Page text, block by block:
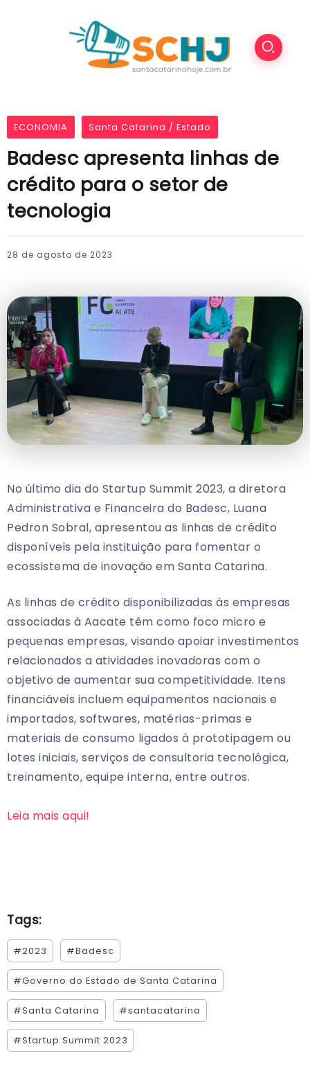
ECONOMIA Santa Catarina / Estado
Badesc apresenta linhas de
crédito para o setor de
tecnologia
28 de agosto de 2023
No último dia do Startup Summit 2023, a diretora
Administrativa e Financeira do Badesc, Luana
Pedron Sobral, apresentou as linhas de crédito
disponíveis pela instituição para fomentar o
ecossistema de inovação em Santa Catarina.
As linhas de crédito disponibilizadas às empresas
associadas à Aacate têm como foco micro e
pequenas empresas, visando apoiar investimentos
relacionados a atividades inovadoras com o
objetivo de aumentar sua competitividade. Itens
financiáveis incluem equipamentos nacionais e
importados, softwares, matérias-primas e
materiais de consumo ligados à prototipagem ou
lotes iniciais, serviços de consultoria tecnológica,
treinamento, equipe interna, entre outros.
Leia mais aqui!
Tags:
#2023 #Badesc
#Governo do Estado de Santa Catarina
#Santa Catarina #santacatarina
#Startup Summit 2023